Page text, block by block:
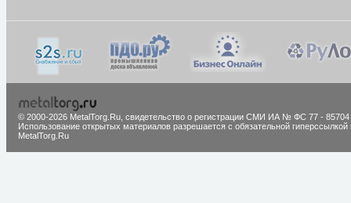
© 2000-2026 MetalTorg.Ru, cвидетельство о регистрации СМИ ИА № ФС 77 - 85704
Использование открытых материалов разрешается с обязательной гиперссылкой
MetalTorg.Ru